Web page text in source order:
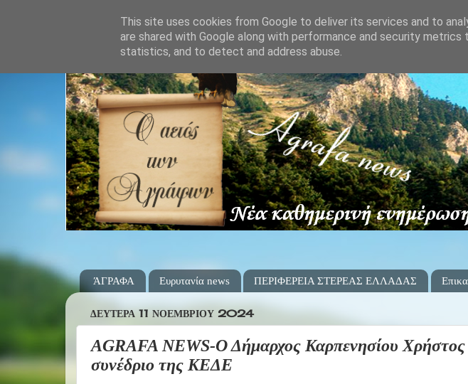
ΆΓΡΑΦΑ Ευρυτανία news ΠΕΡΙΦΕΡΕΙΑ ΣΤΕΡΕΑΣ ΕΛΛΑΔΑΣ
ΔΕΥΤΈΡΑ 11 ΝΟΕΜΒΡΊΟΥ 2024
AGRAFA NEWS-Ο Δήμαρχος Καρπενησίου Χρήστος
συνέδριο της ΚΕΔΕ
This site uses cookies from Google to deliver its services and to
are shared with Google along with performance and security
statistics, and to detect and address abuse.